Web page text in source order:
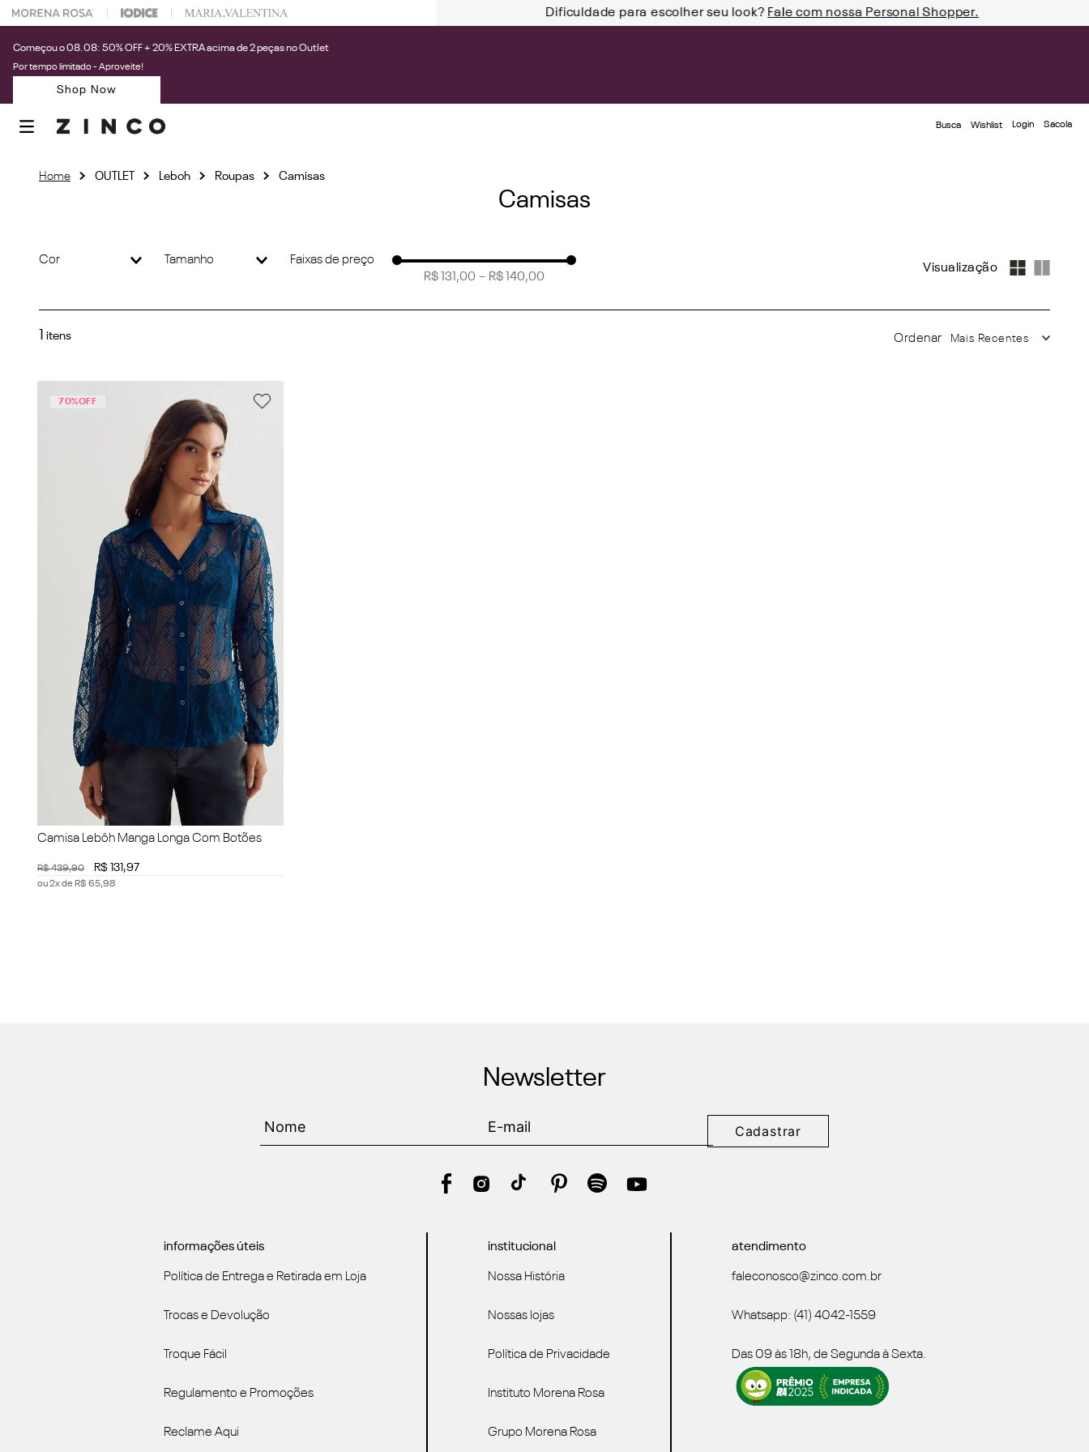
na sua 1° compra usando o cupom: PRIMEIRAZIN Dificuldade para escolher seu look? Fale com nossa Personal Shopper.
Começou o 08.08: 50% OFF + 20% EXTRA acima de 2 peças no Outlet
Por tempo limitado - Aproveite!
Shop Now
Busca Wishlist Login
OUTLET Leboh Roupas Camisas
Camisas
Cor Tamanho Faixas de preço
R$ 131,00 – R$ 140,00
Mais Recentes
70%OFF
Camisa Lebôh Manga Longa Com Botões
R$439,90 R$ 131 ,97
ou2x de R$ 65,98
Newsletter
Cadastrar
informações úteis
Política de Entrega e Retirada em Loja
Trocas e Devolução
Troque Fácil
Regulamento e Promoções
Reclame Aqui
institucional
Nossa História
Nossas lojas
Política de Privacidade
Instituto Morena Rosa
Grupo Morena Rosa
atendimento
faleconosco@zinco.com.br
Whatsapp: (41) 4042-1559
Das 09 às 18h, de Segunda à Sexta.